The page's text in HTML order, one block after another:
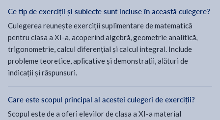
Ce tip de exerciții și subiecte sunt incluse în această culegere?
Culegerea reunește exerciții suplimentare de matematică
pentru clasa a XI-a, acoperind algebră, geometrie analitică,
trigonometrie, calcul diferențial și calcul integral. Include
probleme teoretice, aplicative și demonstrații, alături de
indicații și răspunsuri.
Care este scopul principal al acestei culegeri de exerciții?
Scopul este de a oferi elevilor de clasa a XI-a material